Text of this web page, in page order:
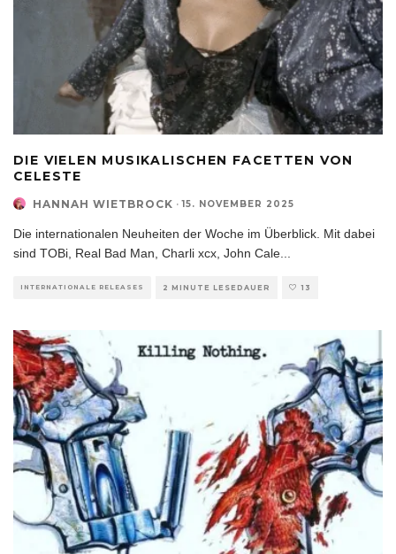
DIE VIELEN MUSIKALISCHEN FACETTEN VON
CELESTE
HANNAH WIETBROCK · 15. NOVEMBER 2025
Die internationalen Neuheiten der Woche im Überblick. Mit dabei
sind TOBi, Real Bad Man, Charli xcx, John Cale
INTERNATIONALE RELEASES 2 MINUTE LESEDAUER 13